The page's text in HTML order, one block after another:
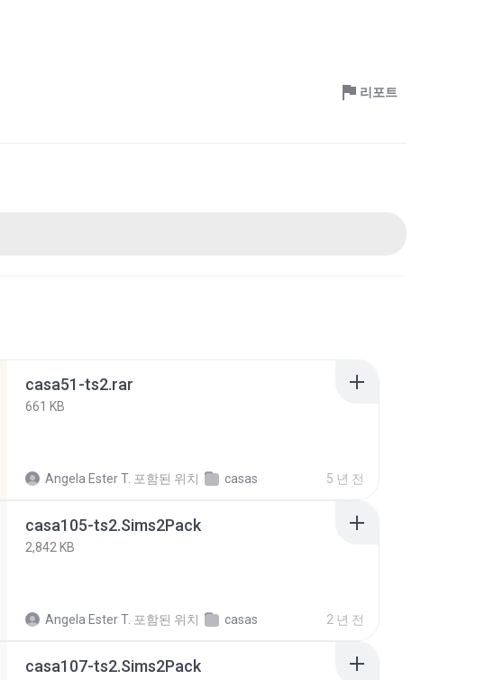
리포트
casa51-ts2.rar
661 KB
Angela Ester T. 포함된 위치 casas 5 년 전
casa105-ts2.Sims2Pack
2,842 KB
Angela Ester T. 포함된 위치 casas 2 년 전
casa107-ts2.Sims2Pack